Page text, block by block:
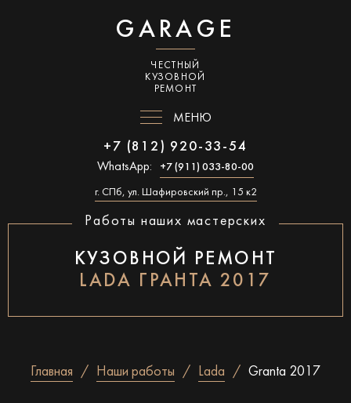
GARAGE
ЧЕСТНЫЙ
КУЗОВНОЙ
РЕМОНТ
МЕНЮ
+7 (812) 920-33-54
WhatsApp: +7 (911) 033-80-00
г. СПб, ул. Шафировский пр., 15 к2
Работы наших мастерских
КУЗОВНОЙ РЕМОНТ
LADA ГРАНТА 2017
Главная Наши работы Lada Granta 2017